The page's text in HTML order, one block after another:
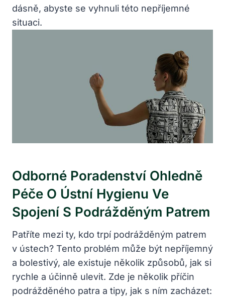
dásně, abyste se vyhnuli této nepříjemné
situaci.
Odborné Poradenství Ohledně
Péče O Ústní Hygienu Ve
Spojení S Podrážděným Patrem
Patříte mezi ty, kdo trpí podrážděným patrem
v ústech? Tento problém může být nepříjemný
a bolestivý, ale existuje několik způsobů, jak si
rychle a účinně ulevit. Zde je několik příčin
podrážděného patra a tipy, jak s ním zacházet: